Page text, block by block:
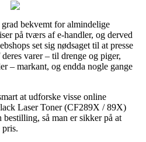
bekvemt for almindelige
på tværs af e-handler, og derved
set sig nødsaget til at presse
varer – til drenge og piger,
– markant, og endda nogle gange
at udforske visse online
Laser Toner (CF289X / 89X)
så man er sikker på at
pris.